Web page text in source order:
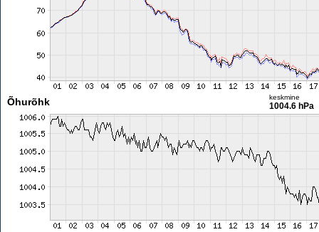
Õhurõhk keskmine
1004.6 hPa